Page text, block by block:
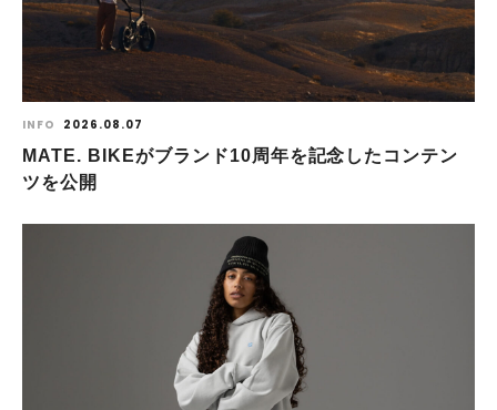
INFO 2026.08.07
MATE. BIKEがブランド10周年を記念したコンテン
ツを公開